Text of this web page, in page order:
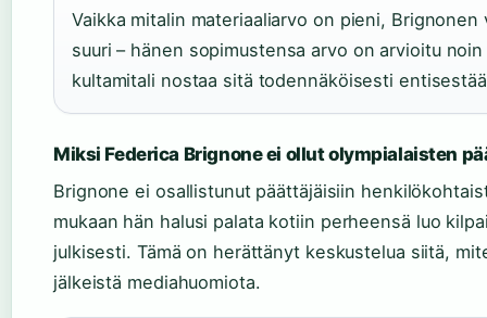
Vaikka mitalin materiaaliarvo on pieni,
suuri – hänen sopimustensa arvo on arvioitu
kultamitali nostaa sitä todennäköisesti
Miksi Federica Brignone ei ollut olympialaisten
Brignone ei osallistunut päättäjäisiin
mukaan hän halusi palata kotiin perheensä luo
julkisesti. Tämä on herättänyt keskustelua siitä,
jälkeistä mediahuomiota.